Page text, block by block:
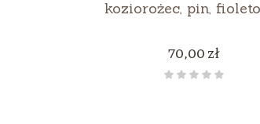
koziorożec, pin,
Cena
70,00 zł